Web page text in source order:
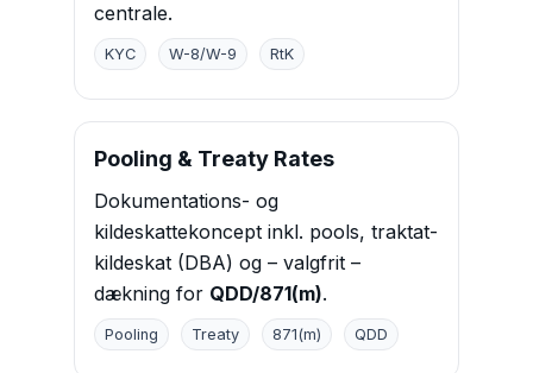
centrale.
KYC W-8/W-9 RtK
Pooling & Treaty Rates
Dokumentations- og
kildeskattekoncept inkl. pools, traktat-
kildeskat (DBA) og – valgfrit –
dækning for QDD/871(m).
Pooling Treaty 871(m) QDD